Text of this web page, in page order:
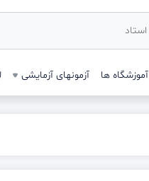
آموزشگاه ها آزمونهای آزمایشی